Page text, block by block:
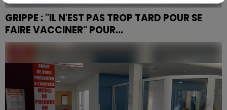
GRIPPE : "IL N'EST PAS TROP TARD POUR SE
FAIRE VACCINER" POUR...
Dans notre région, le pic de l'épidémie de grippe n’a